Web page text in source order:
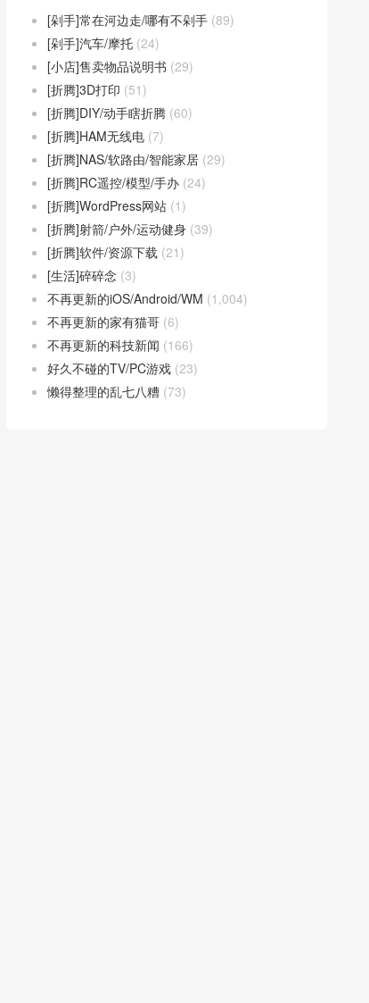
[剁手]常在河边走/哪有不剁手 (89)
[剁手]汽车/摩托 (24)
[小店]售卖物品说明书 (29)
[折腾]3D打印 (51)
[折腾]DIY/动手瞎折腾 (60)
[折腾]HAM无线电 (7)
[折腾]NAS/软路由/智能家居 (29)
[折腾]RC遥控/模型/手办 (24)
[折腾]WordPress网站 (1)
[折腾]射箭/户外/运动健身 (39)
[折腾]软件/资源下载 (21)
[生活]碎碎念 (3)
不再更新的iOS/Android/WM (1,004)
不再更新的家有猫哥 (6)
不再更新的科技新闻 (166)
好久不碰的TV/PC游戏 (23)
懒得整理的乱七八糟 (73)